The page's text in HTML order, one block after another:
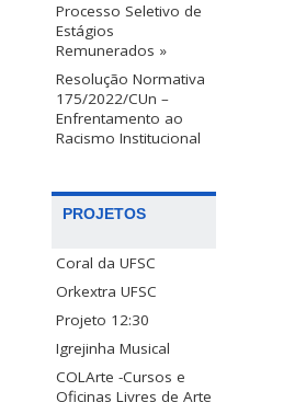
Processo Seletivo de
Estágios
Remunerados »
Resolução Normativa
175/2022/CUn –
Enfrentamento ao
Racismo Institucional
PROJETOS
Coral da UFSC
Orkextra UFSC
Projeto 12:30
Igrejinha Musical
COLArte -Cursos e
Oficinas Livres de Arte